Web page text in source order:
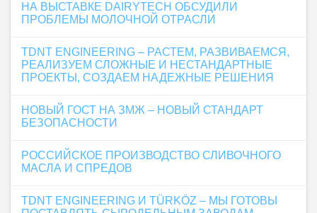
НА ВЫСТАВКЕ DAIRYTECH ОБСУДИЛИ
ПРОБЛЕМЫ МОЛОЧНОЙ ОТРАСЛИ
TDNT ENGINEERING – РАСТЕМ, РАЗВИВАЕМСЯ,
РЕАЛИЗУЕМ СЛОЖНЫЕ И НЕСТАНДАРТНЫЕ
ПРОЕКТЫ, СОЗДАЕМ НАДЕЖНЫЕ РЕШЕНИЯ
НОВЫЙ ГОСТ НА ЗМЖ – НОВЫЙ СТАНДАРТ
БЕЗОПАСНОСТИ
РОССИЙСКОЕ ПРОИЗВОДСТВО СЛИВОЧНОГО
МАСЛА И СПРЕДОВ
ТDNT ENGINEERING И TÜRKÖZ – МЫ ГОТОВЫ